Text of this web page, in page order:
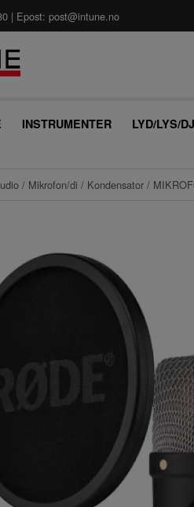
| Epost: post@intune.no
INSTRUMENTER LYD/LYS/
/ Mikrofon/di / Kondensator /